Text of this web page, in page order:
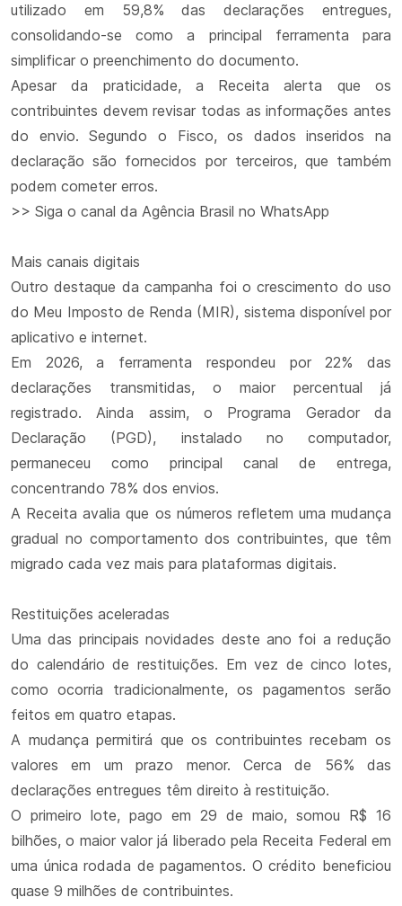
utilizado em 59,8% das declarações entregues,
consolidando-se como a principal ferramenta para
simplificar o preenchimento do documento.
Apesar da praticidade, a Receita alerta que os
contribuintes devem revisar todas as informações antes
do envio. Segundo o Fisco, os dados inseridos na
declaração são fornecidos por terceiros, que também
podem cometer erros.
>> Siga o canal da Agência Brasil no WhatsApp
Mais canais digitais
Outro destaque da campanha foi o crescimento do uso
do Meu Imposto de Renda (MIR), sistema disponível por
aplicativo e internet.
Em 2026, a ferramenta respondeu por 22% das
declarações transmitidas, o maior percentual já
registrado. Ainda assim, o Programa Gerador da
Declaração (PGD), instalado no computador,
permaneceu como principal canal de entrega,
concentrando 78% dos envios.
A Receita avalia que os números refletem uma mudança
gradual no comportamento dos contribuintes, que têm
migrado cada vez mais para plataformas digitais.
Restituições aceleradas
Uma das principais novidades deste ano foi a redução
do calendário de restituições. Em vez de cinco lotes,
como ocorria tradicionalmente, os pagamentos serão
feitos em quatro etapas.
A mudança permitirá que os contribuintes recebam os
valores em um prazo menor. Cerca de 56% das
declarações entregues têm direito à restituição.
O primeiro lote, pago em 29 de maio, somou R$ 16
bilhões, o maior valor já liberado pela Receita Federal em
uma única rodada de pagamentos. O crédito beneficiou
quase 9 milhões de contribuintes.